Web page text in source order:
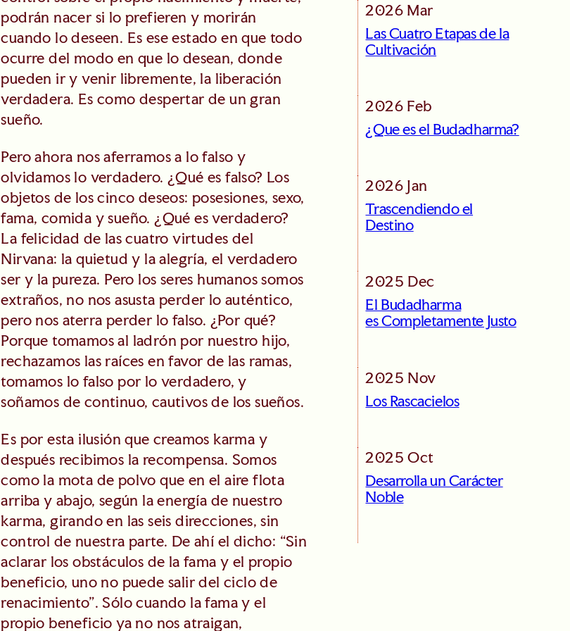
podrán nacer si lo prefieren y morirán
cuando lo deseen. Es ese estado en que todo
ocurre del modo en que lo desean, donde
pueden ir y venir libremente, la liberación
verdadera. Es como despertar de un gran
sueño.
Pero ahora nos aferramos a lo falso y
olvidamos lo verdadero. ¿Qué es falso? Los
objetos de los cinco deseos: posesiones, sexo,
fama, comida y sueño. ¿Qué es verdadero?
La felicidad de las cuatro virtudes del
Nirvana: la quietud y la alegría, el verdadero
ser y la pureza. Pero los seres humanos somos
extraños, no nos asusta perder lo auténtico,
pero nos aterra perder lo falso. ¿Por qué?
Porque tomamos al ladrón por nuestro hijo,
rechazamos las raíces en favor de las ramas,
tomamos lo falso por lo verdadero, y
soñamos de continuo, cautivos de los sueños.
Es por esta ilusión que creamos karma y
después recibimos la recompensa. Somos
como la mota de polvo que en el aire flota
arriba y abajo, según la energía de nuestro
karma, girando en las seis direcciones, sin
control de nuestra parte. De ahí el dicho: “Sin
aclarar los obstáculos de la fama y el propio
beneficio, uno no puede salir del ciclo de
renacimiento”. Sólo cuando la fama y el
propio beneficio ya no nos atraigan,
2026 Mar
Las Cuatro Etapas de la
Cultivación
2026 Feb
¿Que es el Budadharma?
2026 Jan
Trascendiendo el
Destino
2025 Dec
El Budadharma
es Completamente Justo
2025 Nov
Los Rascacielos
2025 Oct
Desarrolla un Carácter
Noble